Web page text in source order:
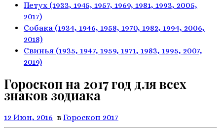
Петух (1933, 1945, 1957, 1969, 1981, 1993, 2005,
2017)
Собака (1934, 1946, 1958, 1970, 1982, 1994, 2006,
2018)
Свинья (1935, 1947, 1959, 1971, 1983, 1995, 2007,
2019)
Гороскоп на 2017 год для всех
знаков зодиака
12 Июн, 2016 в Гороскоп 2017